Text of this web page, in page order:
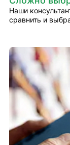
Наши
сравнить и